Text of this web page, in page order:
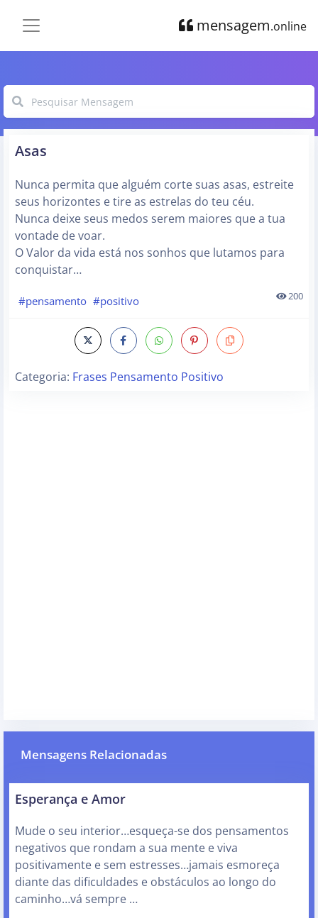
mensagem.online
Asas
Nunca permita que alguém corte suas asas, estreite
seus horizontes e tire as estrelas do teu céu.
Nunca deixe seus medos serem maiores que a tua
vontade de voar.
O Valor da vida está nos sonhos que lutamos para
conquistar…
#pensamento #positivo 200
Categoria: Frases Pensamento Positivo
Mensagens Relacionadas
Esperança e Amor
Mude o seu interior…esqueça-se dos pensamentos
negativos que rondam a sua mente e viva
positivamente e sem estresses…jamais esmoreça
diante das dificuldades e obstáculos ao longo do
caminho…vá sempre …